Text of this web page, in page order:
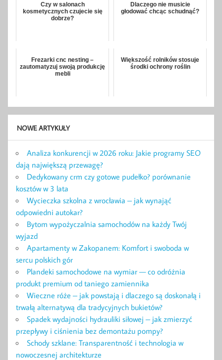
Czy w salonach
kosmetycznych czujecie się
dobrze?
Dlaczego nie musicie
głodować chcąc schudnąć?
Frezarki cnc nesting –
zautomatyzuj swoją produkcję
mebli
Większość rolników stosuje
środki ochrony roślin
NOWE ARTYKUŁY
Analiza konkurencji w 2026 roku: Jakie programy SEO
dają największą przewagę?
Dedykowany crm czy gotowe pudełko? porównanie
kosztów w 3 lata
Wycieczka szkolna z wrocławia – jak wynająć
odpowiedni autokar?
Bytom wypożyczalnia samochodów na każdy Twój
wyjazd
Apartamenty w Zakopanem: Komfort i swoboda w
sercu polskich gór
Plandeki samochodowe na wymiar — co odróżnia
produkt premium od taniego zamiennika
Wieczne róże – jak powstają i dlaczego są doskonałą i
trwałą alternatywą dla tradycyjnych bukietów?
Spadek wydajności hydrauliki siłowej – jak zmierzyć
przepływy i ciśnienia bez demontażu pompy?
Schody szklane: Transparentność i technologia w
nowoczesnej architekturze